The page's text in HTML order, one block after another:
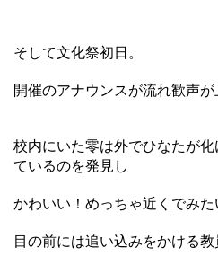
そして文化祭初日。
開催のアナウンスが流れ歓声が
校内にいた零は外でひなたが
ているのを発見し
かわいい！めっちゃ近くでみ
目の前には追い込みをかける教